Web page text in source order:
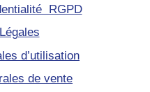
RGPD
d’utilisation
de vente